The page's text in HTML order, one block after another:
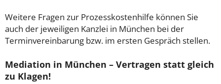
Weitere Fragen zur Prozesskostenhilfe können Sie
auch der jeweiligen Kanzlei in München bei der
Terminvereinbarung bzw. im ersten Gespräch stellen.
Mediation in München – Vertragen statt gleich
zu Klagen!